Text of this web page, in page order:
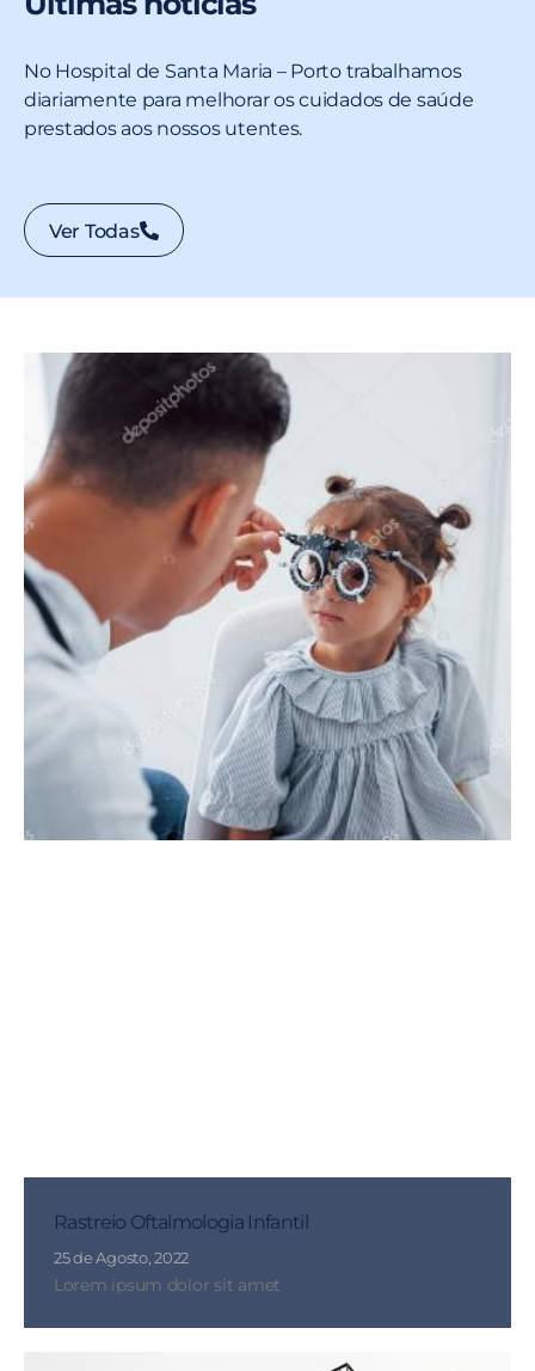
No Hospital de Santa Maria – Porto trabalhamos
diariamente para melhorar os cuidados de saúde
prestados aos nossos utentes.
Ver Todas
Rastreio Oftalmologia Infantil
25 de Agosto, 2022
Lorem ipsum dolor sit amet